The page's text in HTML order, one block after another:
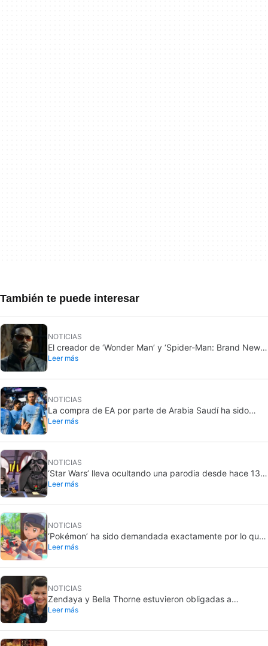
También te puede interesar
NOTICIAS
El creador de ‘Wonder Man’ y ‘Spider-Man: Brand New
Day’ no entiende por qué la serie fue cancelada
Leer más
NOTICIAS
La compra de EA por parte de Arabia Saudí ha sido
finalizada, y eso son malas noticias para todos
Leer más
NOTICIAS
‘Star Wars’ lleva ocultando una parodia desde hace 13
años. Ahora por fin la sacará a la luz… pero solo para
Leer más
NOTICIAS
‘Pokémon’ ha sido demandada exactamente por lo que
jamás querría: grabar a gente sin su consentimiento en
Leer más
NOTICIAS
Zendaya y Bella Thorne estuvieron obligadas a
enfrentarse cuando eran actrices infantiles en Disney.
Leer más